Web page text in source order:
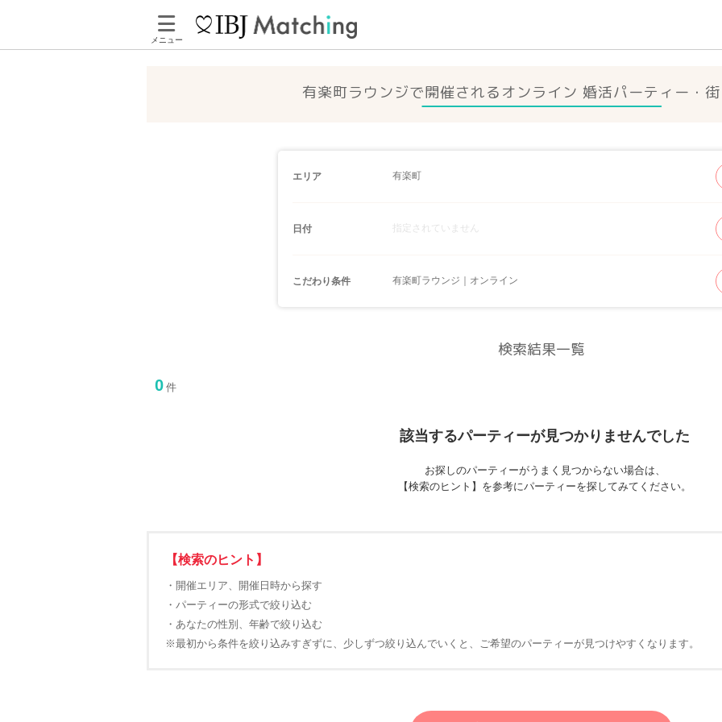
メニュー
有楽町ラウンジで開催されるオンライン 婚活パーティー・
エリア 有楽町
日付 指定されていません
こだわり条件 有楽町ラウンジ｜オンライン
検索結果一覧
0 件
該当するパーティーが見つかりませんでした
お探しのパーティーがうまく見つからない場合は、
【検索のヒント】を参考にパーティーを探してみてください。
【検索のヒント】
・開催エリア、開催日時から探す
・パーティーの形式で絞り込む
・あなたの性別、年齢で絞り込む
※最初から条件を絞り込みすぎずに、少しずつ絞り込んでいくと、ご希望のパーティーが見つけやすくなります。